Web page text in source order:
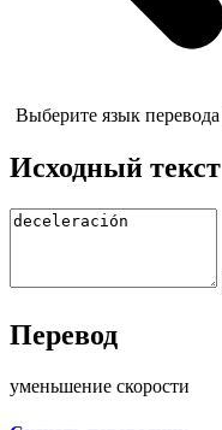
Выберите язык перевода
Исходный текст
Перевод
уменьшение скорости